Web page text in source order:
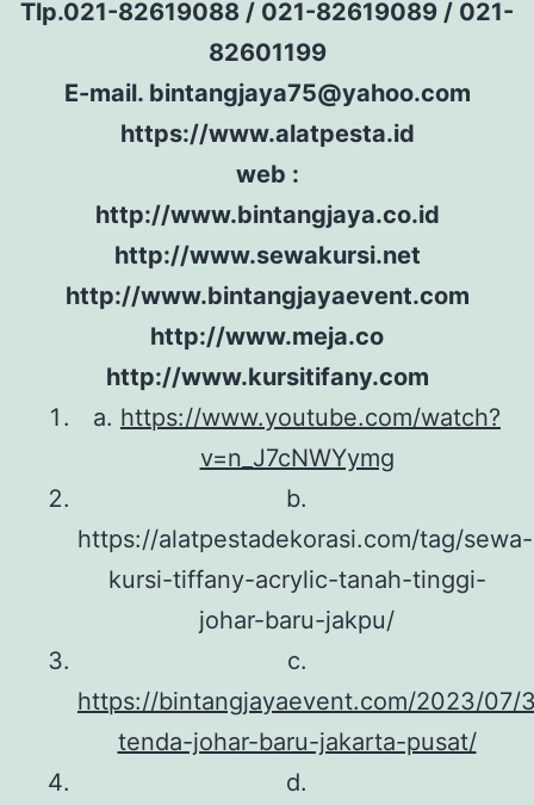
Tlp.021-82619088 / 021-82619089 / 021-
82601199
E-mail. bintangjaya75@yahoo.com
https://www.alatpesta.id
web :
http://www.bintangjaya.co.id
http://www.sewakursi.net
http://www.bintangjayaevent.com
http://www.meja.co
http://www.kursitifany.com
a. https://www.youtube.com/watch?
v=n_J7cNWYymg
b.
https://alatpestadekorasi.com/tag/sewa-
kursi-tiffany-acrylic-tanah-tinggi-
johar-baru-jakpu/
c.
https://bintangjayaevent.com/2023/07/
tenda-johar-baru-jakarta-pusat/
d.